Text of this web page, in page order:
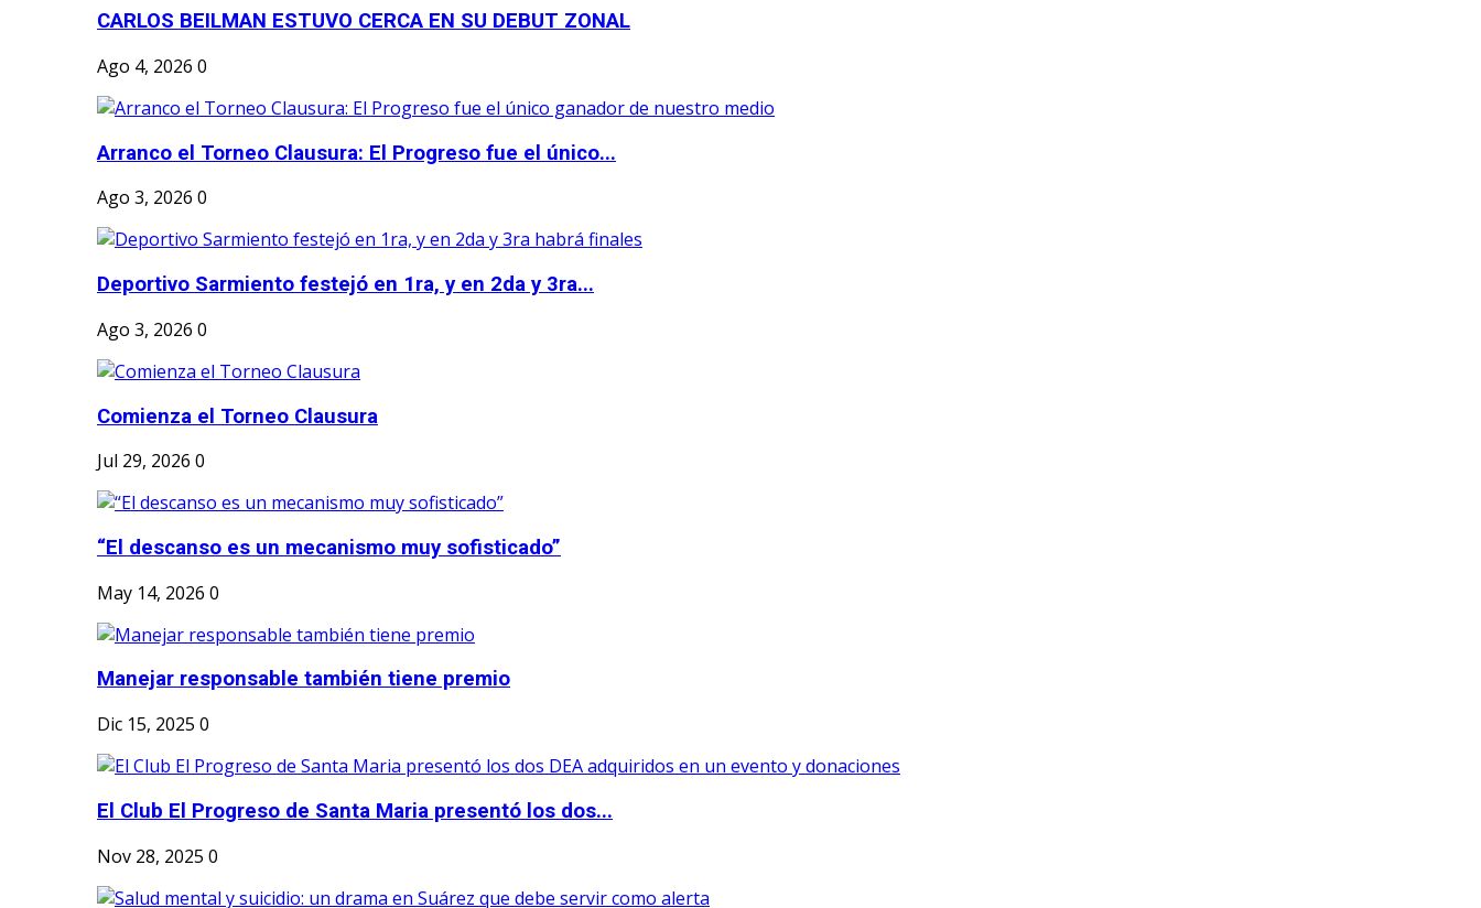
CARLOS BEILMAN ESTUVO CERCA EN SU DEBUT ZONAL
Ago 4, 2026 0
Arranco el Torneo Clausura: El Progreso fue el único...
Ago 3, 2026 0
Deportivo Sarmiento festejó en 1ra, y en 2da y 3ra...
Ago 3, 2026 0
Comienza el Torneo Clausura
Jul 29, 2026 0
“El descanso es un mecanismo muy sofisticado”
May 14, 2026 0
Manejar responsable también tiene premio
Dic 15, 2025 0
El Club El Progreso de Santa Maria presentó los dos...
Nov 28, 2025 0